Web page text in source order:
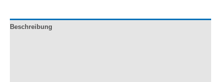
Menge
Beschreibung